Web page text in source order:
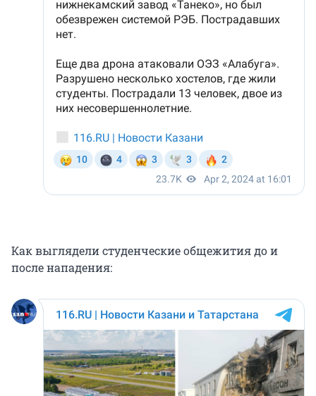
Как выглядели студенческие общежития до и
после нападения: